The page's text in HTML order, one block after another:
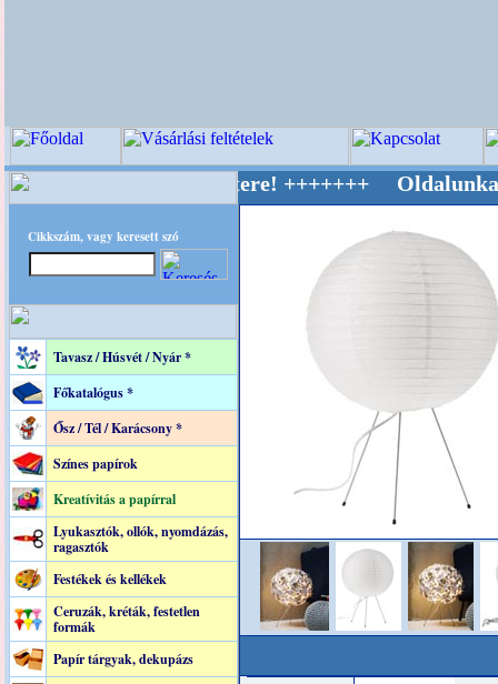
Cikkszám, vagy keresett szó
Tavasz / Húsvét / Nyár *
Főkatalógus *
Ősz / Tél / Karácsony *
Színes papírok
Kreatívitás a papírral
Lyukasztók, ollók, nyomdázás,
ragasztók
Festékek és kellékek
Ceruzák, kréták, festetlen
formák
Papír tárgyak, dekupázs
Világ Mestere! +++++++ Oldalunkat